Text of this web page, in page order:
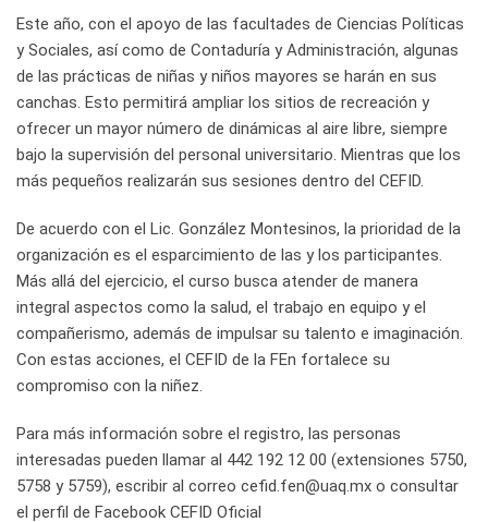
Este año, con el apoyo de las facultades de Ciencias Políticas
y Sociales, así como de Contaduría y Administración, algunas
de las prácticas de niñas y niños mayores se harán en sus
canchas. Esto permitirá ampliar los sitios de recreación y
ofrecer un mayor número de dinámicas al aire libre, siempre
bajo la supervisión del personal universitario. Mientras que los
más pequeños realizarán sus sesiones dentro del CEFID.
De acuerdo con el Lic. González Montesinos, la prioridad de la
organización es el esparcimiento de las y los participantes.
Más allá del ejercicio, el curso busca atender de manera
integral aspectos como la salud, el trabajo en equipo y el
compañerismo, además de impulsar su talento e imaginación.
Con estas acciones, el CEFID de la FEn fortalece su
compromiso con la niñez.
Para más información sobre el registro, las personas
interesadas pueden llamar al 442 192 12 00 (extensiones 5750,
5758 y 5759), escribir al correo cefid.fen@uaq.mx o consultar
el perfil de Facebook CEFID Oficial